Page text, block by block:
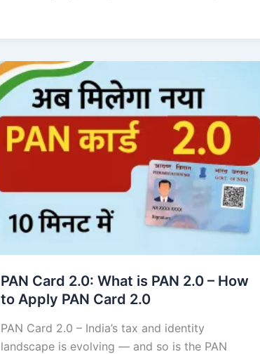
PAN Card 2.0: What is PAN 2.0 – How
to Apply PAN Card 2.0
PAN Card 2.0 – India’s tax and identity
landscape is evolving — and so is the PAN